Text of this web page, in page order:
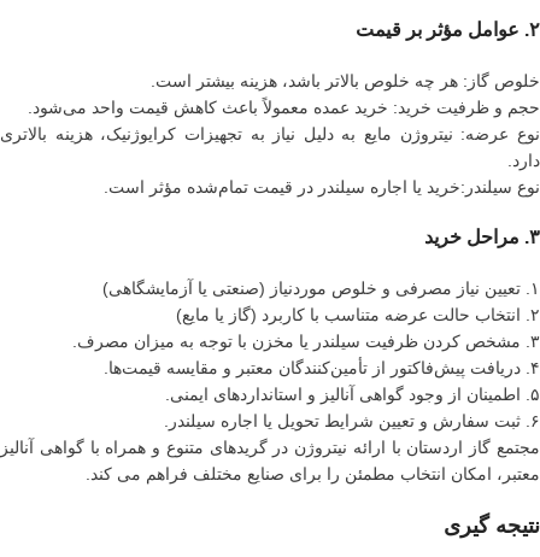
۲. عوامل مؤثر بر قیمت
خلوص گاز: هر چه خلوص بالاتر باشد، هزینه بیشتر است.
حجم و ظرفیت خرید: خرید عمده معمولاً باعث کاهش قیمت واحد می‌شود.
نوع عرضه: نیتروژن مایع به دلیل نیاز به تجهیزات کرایوژنیک، هزینه بالاتری
دارد.
نوع سیلندر:خرید یا اجاره سیلندر در قیمت تمام‌شده مؤثر است.
۳. مراحل خرید
۱. تعیین نیاز مصرفی و خلوص موردنیاز (صنعتی یا آزمایشگاهی)
۲. انتخاب حالت عرضه متناسب با کاربرد (گاز یا مایع)
۳. مشخص کردن ظرفیت سیلندر یا مخزن با توجه به میزان مصرف.
۴. دریافت پیش‌فاکتور از تأمین‌کنندگان معتبر و مقایسه قیمت‌ها.
۵. اطمینان از وجود گواهی آنالیز و استانداردهای ایمنی.
۶. ثبت سفارش و تعیین شرایط تحویل یا اجاره سیلندر.
مجتمع گاز اردستان با ارائه نیتروژن در گریدهای متنوع و همراه با گواهی آنالیز
معتبر، امکان انتخاب مطمئن را برای صنایع مختلف فراهم می کند.
نتیجه گیری